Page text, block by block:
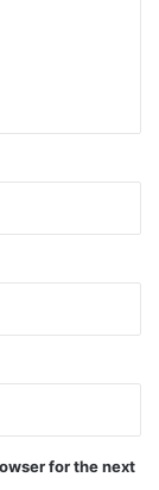
for the next